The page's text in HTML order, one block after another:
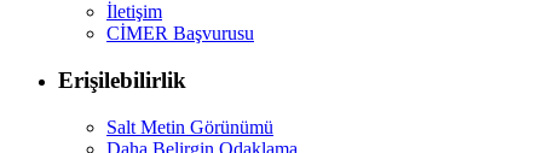
İletişim
CİMER Başvurusu
Erişilebilirlik
Salt Metin Görünümü
Daha Belirgin Odaklama